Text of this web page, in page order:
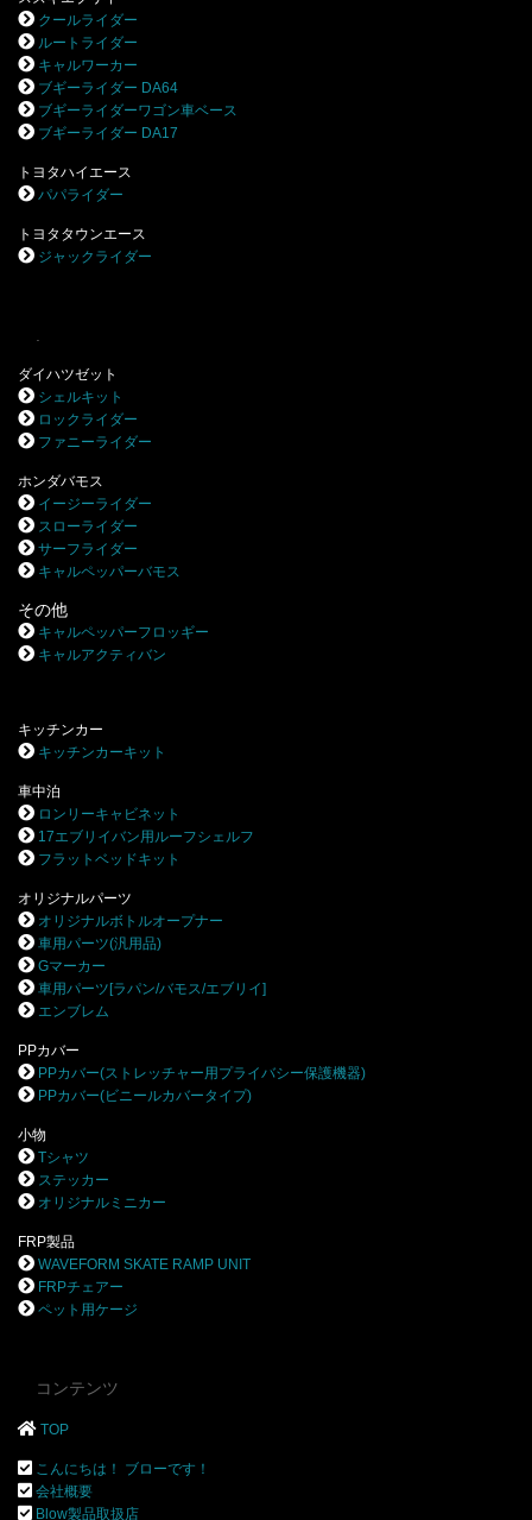
クールライダー
ルートライダー
キャルワーカー
ブギーライダー DA64
ブギーライダーワゴン車ベース
ブギーライダー DA17
トヨタハイエース
パパライダー
トヨタタウンエース
ジャックライダー
.
ダイハツゼット
シェルキット
ロックライダー
ファニーライダー
ホンダバモス
イージーライダー
スローライダー
サーフライダー
キャルペッパーバモス
その他
キャルペッパーフロッギー
キャルアクティバン
キッチンカー
キッチンカーキット
車中泊
ロンリーキャビネット
17エブリイバン用ルーフシェルフ
フラットベッドキット
オリジナルパーツ
オリジナルボトルオープナー
車用パーツ(汎用品)
Gマーカー
車用パーツ[ラパン/バモス/エブリイ]
エンブレム
PPカバー
PPカバー(ストレッチャー用プライバシー保護機器)
PPカバー(ビニールカバータイプ)
小物
Tシャツ
ステッカー
オリジナルミニカー
FRP製品
WAVEFORM SKATE RAMP UNIT
FRPチェアー
ペット用ケージ
コンテンツ
TOP
こんにちは！ ブローです！
会社概要
Blow製品取扱店